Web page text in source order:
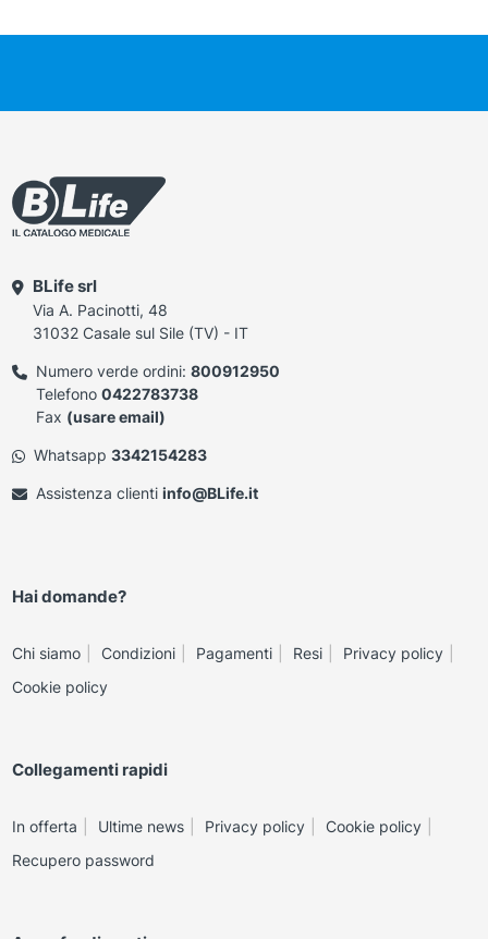
BLife srl
Via A. Pacinotti, 48
31032 Casale sul Sile (TV) - IT
Numero verde ordini: 800912950
Telefono 0422783738
Fax (usare email)
Whatsapp 3342154283
Assistenza clienti info@BLife.it
Hai domande?
Chi siamo Condizioni Pagamenti Resi
Privacy policy
Cookie policy
Collegamenti rapidi
In offerta Ultime news Privacy policy
Cookie policy
Recupero password